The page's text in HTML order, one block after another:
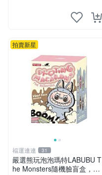
拍賣新星
福運連連 31
嚴選熊玩泡泡瑪特LABUBU T
he Monsters隨機臉盲盒，萌